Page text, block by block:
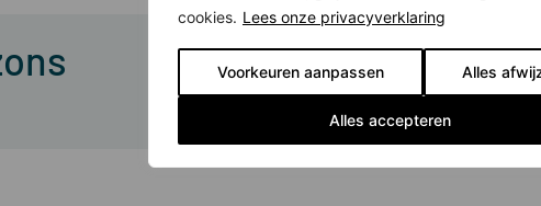
cookies. Lees onze privacyverklaring
Voorkeuren aanpassen Alles
Alles accepteren